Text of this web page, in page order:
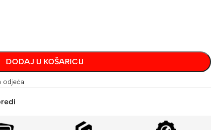
DODAJ U KOŠARICU
odjeća